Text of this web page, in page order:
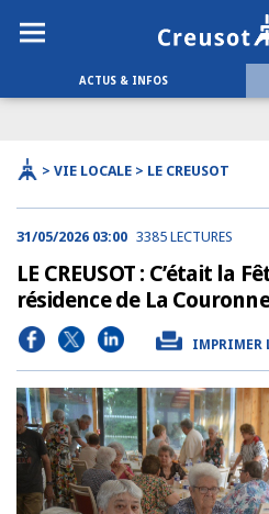
ACTUS & INFOS
> VIE LOCALE > LE CREUSOT
31/05/2026 03:00 3385 LECTURES
LE CREUSOT : C’était la
résidence de La Couronne
IMPRIMER